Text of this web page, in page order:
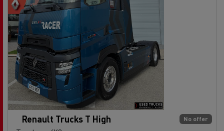
No offer
Renault Trucks T High